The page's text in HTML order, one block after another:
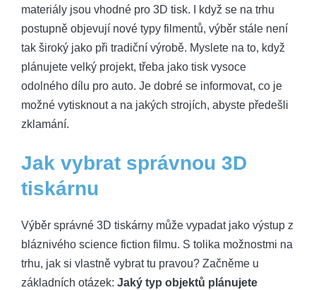
materiály jsou vhodné pro 3D tisk. I když se na trhu
postupně objevují nové typy filmentů, výběr stále není
tak široký jako při tradiční výrobě. Myslete na to, když
plánujete velký projekt, třeba jako tisk vysoce
odolného dílu pro auto. Je dobré se informovat, co je
možné vytisknout a na jakých strojích, abyste předešli
zklamání.
Jak vybrat správnou 3D
tiskárnu
Výběr správné 3D tiskárny může vypadat jako výstup z
bláznivého science fiction filmu. S tolika možnostmi na
trhu, jak si vlastně vybrat tu pravou? Začněme u
základních otázek: Jaký typ objektů plánujete